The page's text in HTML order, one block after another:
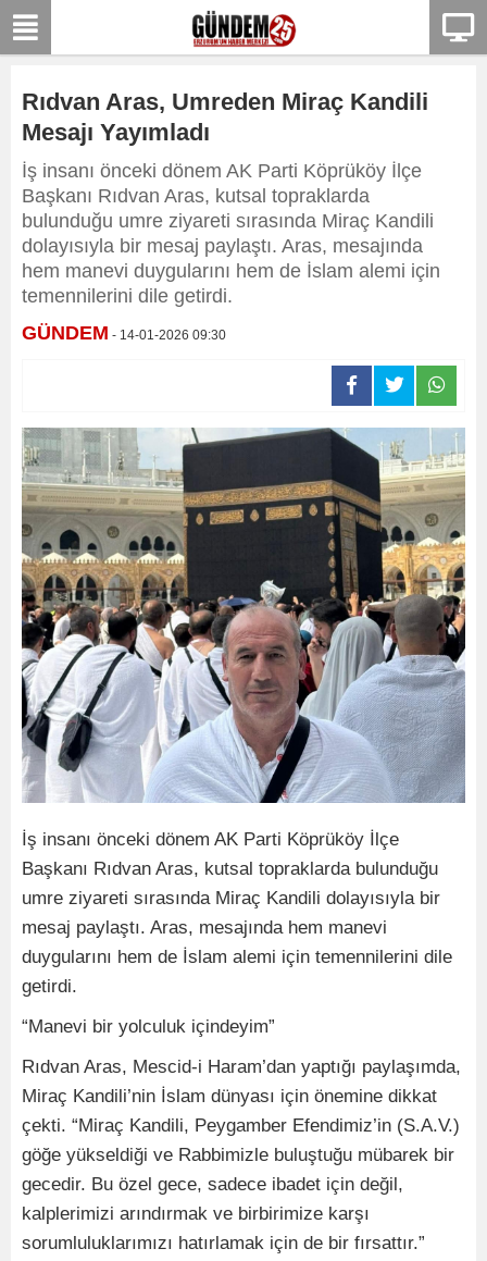
Rıdvan Aras, Umreden Miraç Kandili
Mesajı Yayımladı
İş insanı önceki dönem AK Parti Köprüköy İlçe
Başkanı Rıdvan Aras, kutsal topraklarda
bulunduğu umre ziyareti sırasında Miraç Kandili
dolayısıyla bir mesaj paylaştı. Aras, mesajında
hem manevi duygularını hem de İslam alemi için
temennilerini dile getirdi.
GÜNDEM - 14-01-2026 09:30
İş insanı önceki dönem AK Parti Köprüköy İlçe
Başkanı Rıdvan Aras, kutsal topraklarda bulunduğu
umre ziyareti sırasında Miraç Kandili dolayısıyla bir
mesaj paylaştı. Aras, mesajında hem manevi
duygularını hem de İslam alemi için temennilerini dile
getirdi.
“Manevi bir yolculuk içindeyim”
Rıdvan Aras, Mescid-i Haram’dan yaptığı paylaşımda,
Miraç Kandili’nin İslam dünyası için önemine dikkat
çekti. “Miraç Kandili, Peygamber Efendimiz’in (S.A.V.)
göğe yükseldiği ve Rabbimizle buluştuğu mübarek bir
gecedir. Bu özel gece, sadece ibadet için değil,
kalplerimizi arındırmak ve birbirimize karşı
sorumluluklarımızı hatırlamak için de bir fırsattır.”